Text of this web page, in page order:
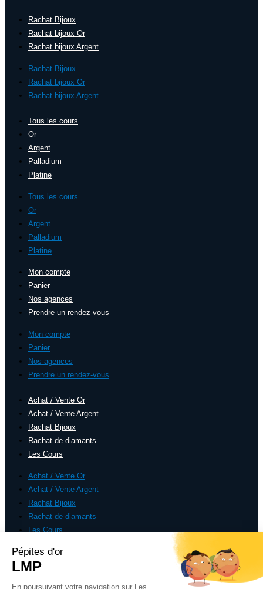
Rachat Bijoux
Rachat bijoux Or
Rachat bijoux Argent
Rachat Bijoux
Rachat bijoux Or
Rachat bijoux Argent
Tous les cours
Or
Argent
Palladium
Platine
Tous les cours
Or
Argent
Palladium
Platine
Mon compte
Panier
Nos agences
Prendre un rendez-vous
Mon compte
Panier
Nos agences
Prendre un rendez-vous
Achat / Vente Or
Achat / Vente Argent
Rachat Bijoux
Rachat de diamants
Les Cours
Achat / Vente Or
Achat / Vente Argent
Rachat Bijoux
Rachat de diamants
Les Cours
CGV/CGU
Mentions légales